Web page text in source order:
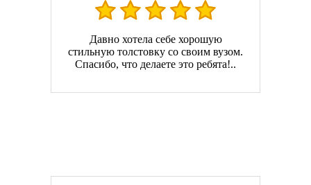
Давно хотела себе хорошую
стильную толстовку со своим вузом.
Спасибо, что делаете это ребята!..